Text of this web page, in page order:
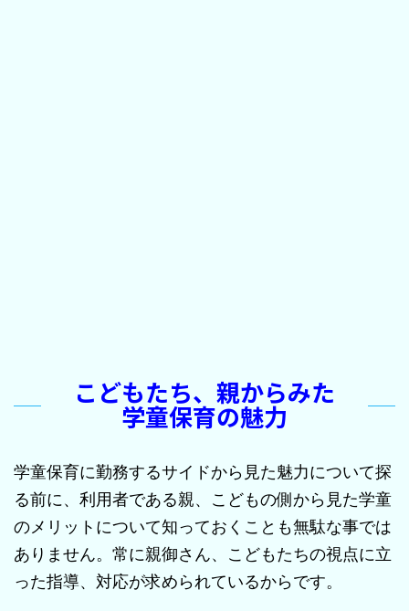
こどもたち、親からみた
学童保育の魅力
学童保育に勤務するサイドから見た魅力について探
る前に、利用者である親、こどもの側から見た学童
のメリットについて知っておくことも無駄な事では
ありません。常に親御さん、こどもたちの視点に立
った指導、対応が求められているからです。